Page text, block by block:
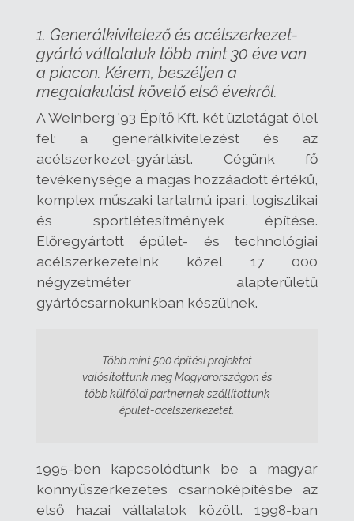
1. Generálkivitelező és acélszerkezet-
gyártó vállalatuk több mint 30 éve van
a piacon. Kérem, beszéljen a
megalakulást követő első évekről.
A Weinberg '93 Építő Kft. két üzletágat ölel
fel: a generálkivitelezést és az
acélszerkezet-gyártást. Cégünk fő
tevékenysége a magas hozzáadott értékű,
komplex műszaki tartalmú ipari, logisztikai
és sportlétesítmények építése.
Előregyártott épület- és technológiai
acélszerkezeteink közel 17 000
négyzetméter alapterületű
gyártócsarnokunkban készülnek.
Több mint 500 építési projektet
valósítottunk meg Magyarországon és
több külföldi partnernek szállítottunk
épület-acélszerkezetet.
1995-ben kapcsolódtunk be a magyar
könnyűszerkezetes csarnoképítésbe az
első hazai vállalatok között. 1998-ban